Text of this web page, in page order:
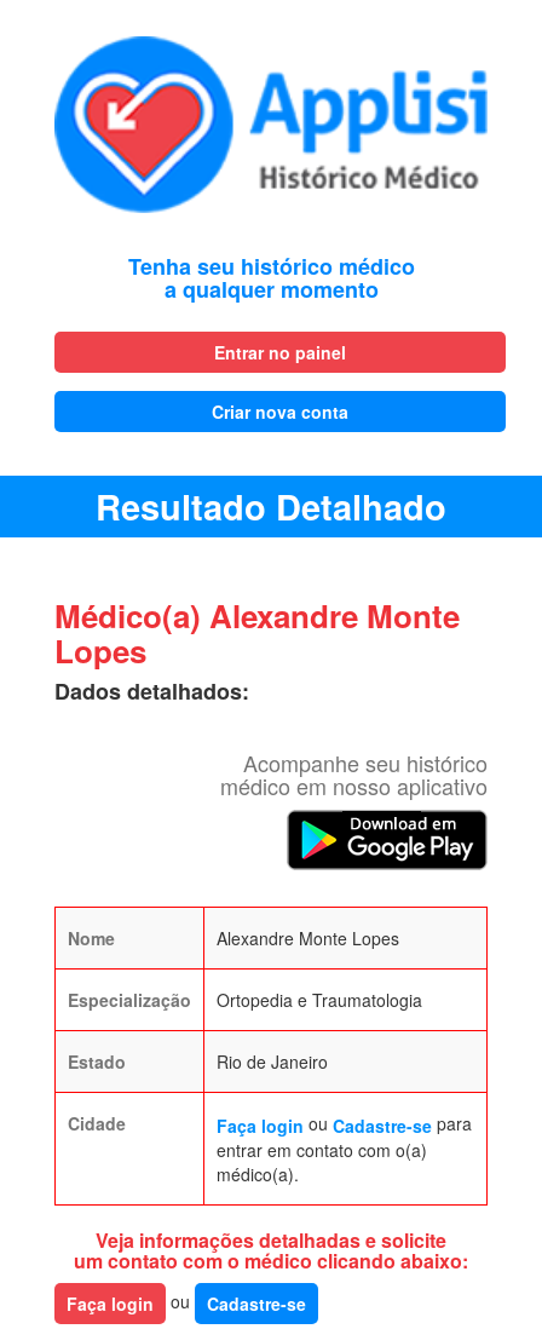
Tenha seu histórico médico
a qualquer momento
Entrar no painel
Criar nova conta
Resultado Detalhado
Médico(a) Alexandre Monte
Lopes
Dados detalhados:
Acompanhe seu histórico
médico em nosso aplicativo
Nome Alexandre Monte Lopes
Especialização Ortopedia e Traumatologia
Estado Rio de Janeiro
Cidade Faça login ou Cadastre-se para
entrar em contato com o(a)
médico(a).
Veja informações detalhadas e solicite
um contato com o médico clicando abaixo:
Faça login ou Cadastre-se